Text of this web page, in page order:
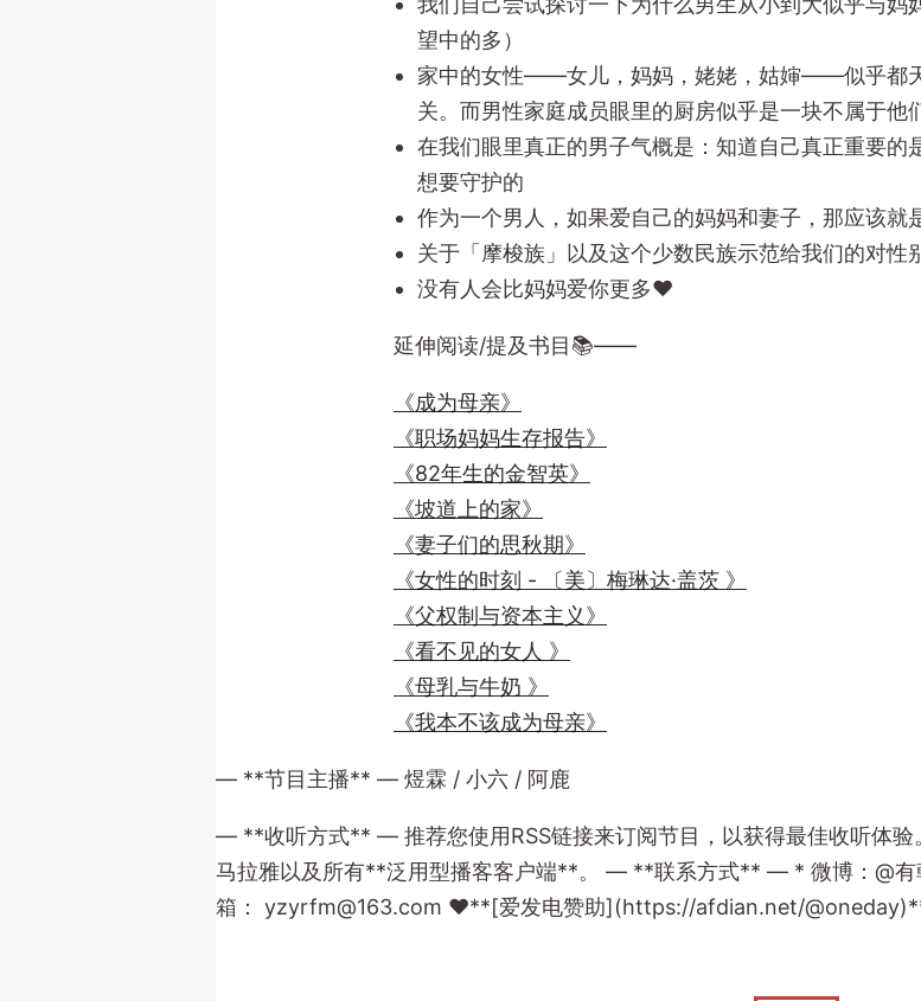
望中的多）
家中的女性——女儿，妈妈，姥姥，姑婶——似乎都
关。而男性家庭成员眼里的厨房似乎是一块不属于他
在我们眼里真正的男子气概是：知道自己真正重要的
想要守护的
作为一个男人，如果爱自己的妈妈和妻子，那应该就
关于「摩梭族」以及这个少数民族示范给我们的对性
没有人会比妈妈爱你更多❤
延伸阅读/提及书目📚——
《成为母亲》
《职场妈妈生存报告》
《82年生的金智英》
《坡道上的家》
《妻子们的思秋期》
《女性的时刻 - 〔美〕梅琳达·盖茨 》
《父权制与资本主义》
《看不见的女人 》
《母乳与牛奶 》
《我本不该成为母亲》
— **节目主播** — 煜霖 / 小六 / 阿鹿
— **收听方式** — 推荐您使用RSS链接来订阅节目，以获得最佳收听体
马拉雅以及所有**泛用型播客客户端**。 — **联系方式** — * 微博：@
箱： yzyrfm@163.com ❤️**[爱发电赞助](https://afdian.net/